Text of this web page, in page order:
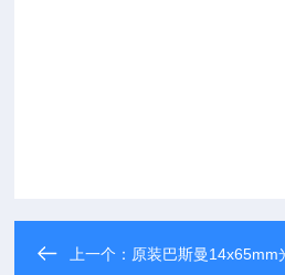
上一个： 原装巴斯曼14x65mm